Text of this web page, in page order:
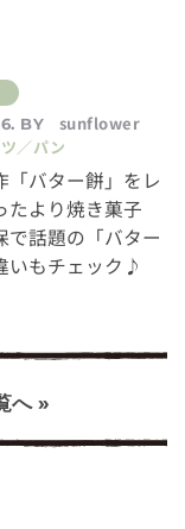
BY
sunflower
／パン
「バター餅」をレ
たより焼き菓子
で話題の「バター
いもチェック♪
へ »